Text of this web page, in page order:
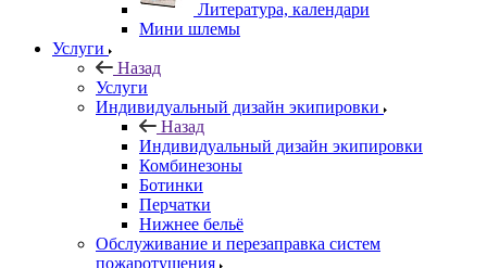
Литература, календари
Мини шлемы
Услуги
Назад
Услуги
Индивидуальный дизайн экипировки
Назад
Индивидуальный дизайн экипировки
Комбинезоны
Ботинки
Перчатки
Нижнее бельё
Обслуживание и перезаправка систем
пожаротушения